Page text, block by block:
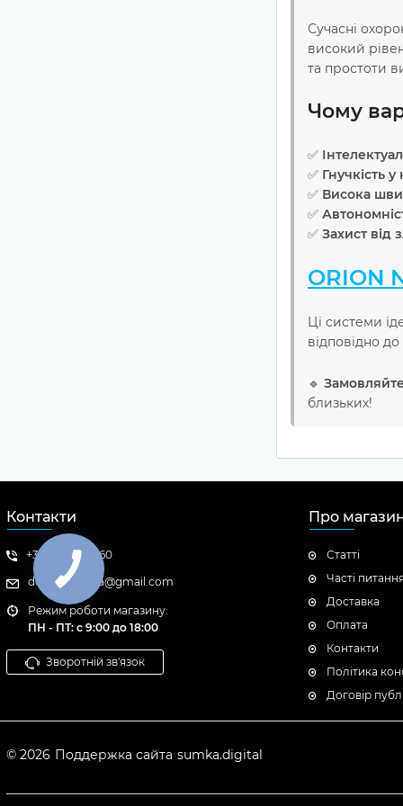
Сучасні
високий
та простоти
Чому
✅
✅ Гнучкість
✅ Висока
✅
✅ Захист від
ORION
Ці системи
відповідно
🔹
близьких!
Контакти
+380503079260
dozorbezpeka@gmail.com
Режим роботи магазину:
ПН - ПТ: с 9:00 до 18:00
Зворотній зв'язок
Про
Статті
Часті питання
Доставка
Оплата
Контакти
Політика
Договір
© 2026 Поддержка сайта sumka.digital